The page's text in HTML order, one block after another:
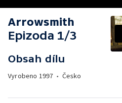
Arrowsmith
Epizoda 1/3
Obsah dílu
Vyrobeno 1997 • Česko